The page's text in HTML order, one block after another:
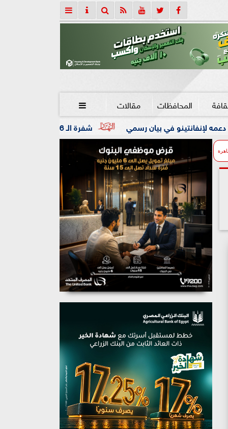
المحافظات مقالات 
شفرة الـ 56 مليون حساب: كيف يمهد قطار الشمول المالي الطريق لجمهورية مصر الرقمية وتفكيك السوق الموازية؟ رسمي